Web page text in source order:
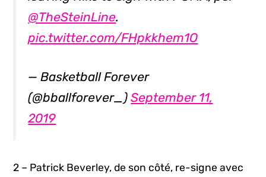
@TheSteinLine.
pic.twitter.com/FHpkkhem1O
— Basketball Forever
(@bballforever_)September 11,
2019
2 – Patrick Beverley, de son côté, re-signe avec